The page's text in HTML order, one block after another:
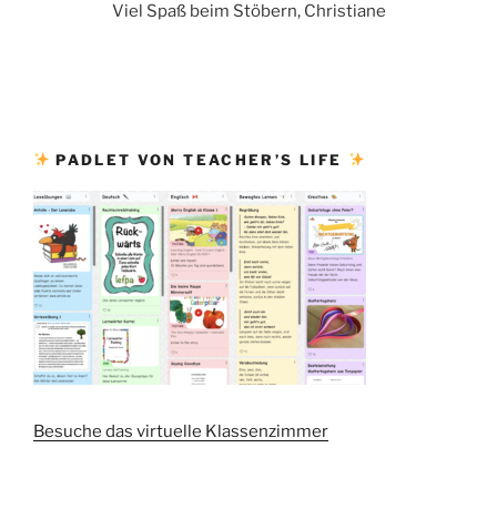
Viel Spaß beim Stöbern, Christiane
PADLET VON TEACHER’S LIFE
Besuche das virtuelle Klassenzimmer